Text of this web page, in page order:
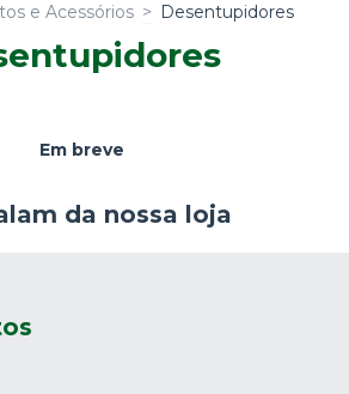
e Acessórios > Desentupidores
Em breve
da nossa loja